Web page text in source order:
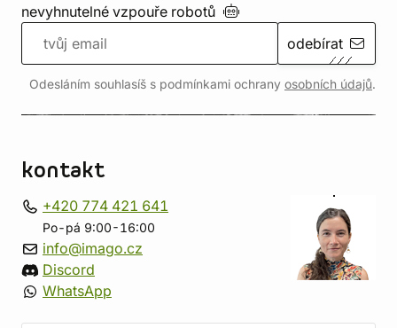
nevyhnutelné vzpouře robotů
odebírat
Odesláním souhlasíš s podmínkami ochrany osobních údajů.
kontakt
+420 774 421 641
Po-pá 9:00-16:00
info@imago.cz
Discord
WhatsApp